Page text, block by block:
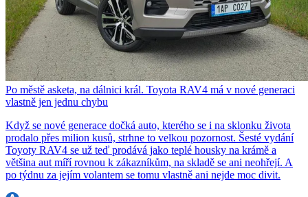
Po městě asketa, na dálnici král. Toyota RAV4 má v nové generaci
vlastně jen jednu chybu
Když se nové generace dočká auto, kterého se i na sklonku života
prodalo přes milion kusů, strhne to velkou pozornost. Šesté vydání
Toyoty RAV4 se už teď prodává jako teplé housky na krámě a
většina aut míří rovnou k zákazníkům, na skladě se ani neohřejí. A
po týdnu za jejím volantem se tomu vlastně ani nejde moc divit.